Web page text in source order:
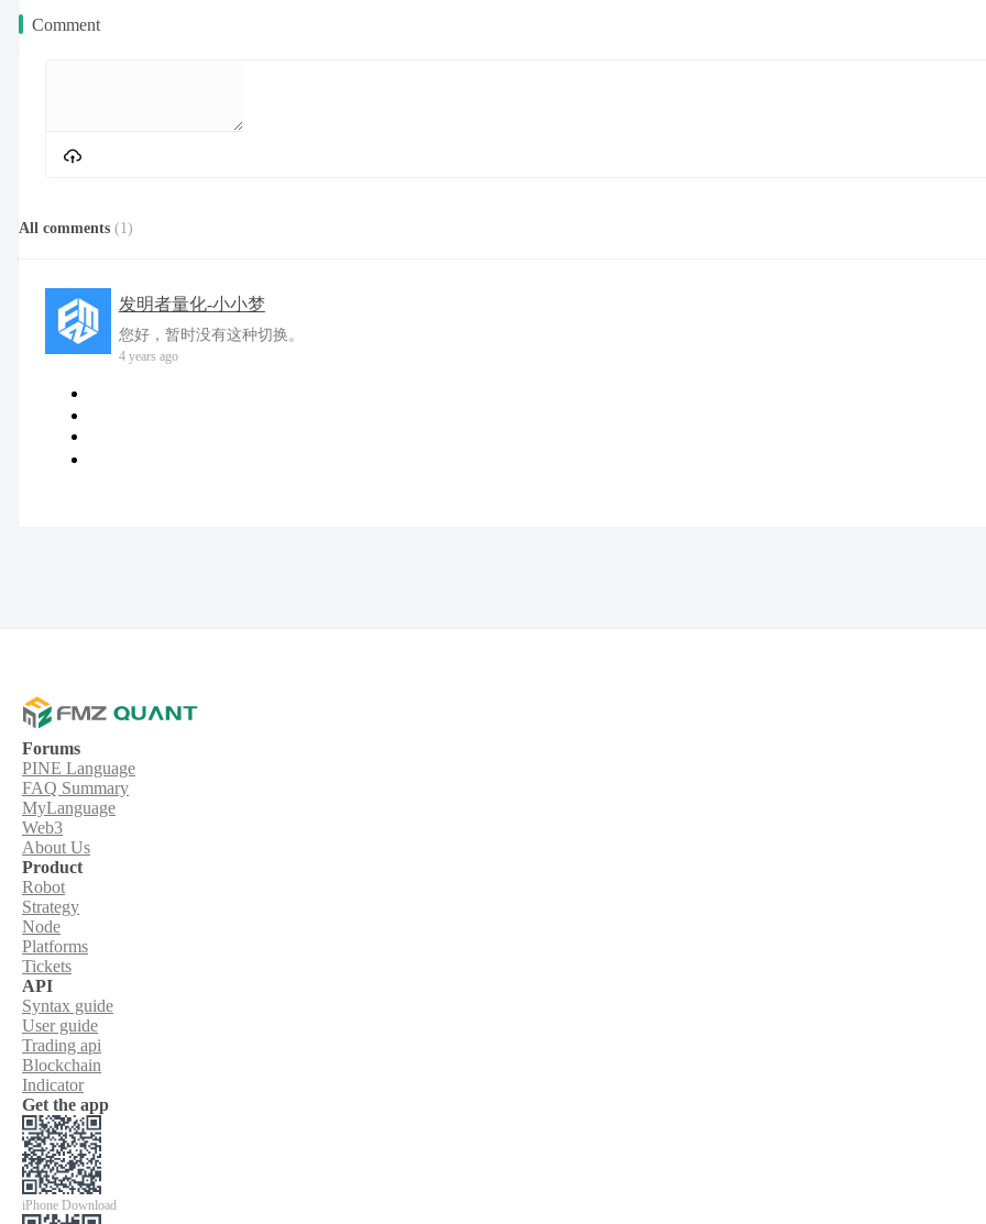
Comment
All comments (1)
发明者量化-小小梦
您好，暂时没有这种切换。
4 years ago
Forums
PINE Language
FAQ Summary
MyLanguage
Web3
About Us
Product
Robot
Strategy
Node
Platforms
Tickets
API
Syntax guide
User guide
Trading api
Blockchain
Indicator
Get the app
iPhone Download